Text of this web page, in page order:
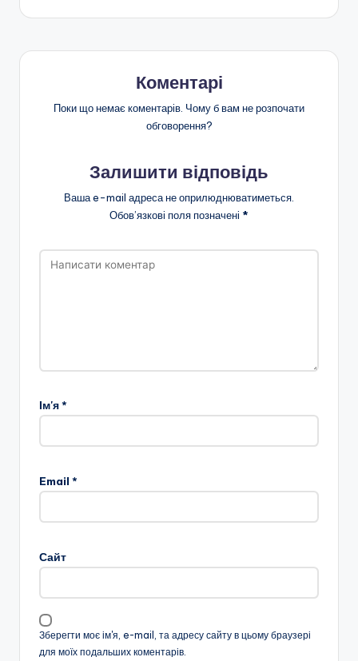
Коментарі
Поки що немає коментарів. Чому б вам не розпочати
обговорення?
Залишити відповідь
Ваша e-mail адреса не оприлюднюватиметься.
Обов’язкові поля позначені *
Ім'я*
Email *
Сайт
Зберегти моє ім'я, e-mail, та адресу сайту в цьому браузері
для моїх подальших коментарів.